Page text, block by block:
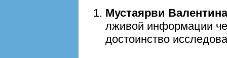
Мустаярви
лживой информации
достоинство